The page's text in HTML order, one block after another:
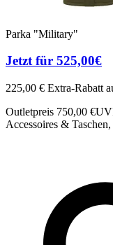
Parka "Military"
Jetzt für 525,00€
225,00 € Extra-Rabatt
Outletpreis 750,00 €
Accessoires &